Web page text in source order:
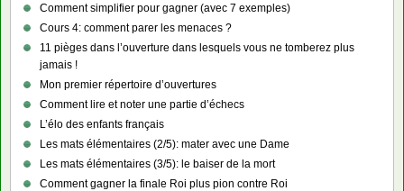
Comment simplifier pour gagner (avec 7 exemples)
Cours 4: comment parer les menaces ?
11 pièges dans l’ouverture dans lesquels vous ne tomberez plus
jamais !
Mon premier répertoire d’ouvertures
Comment lire et noter une partie d’échecs
L’élo des enfants français
Les mats élémentaires (2/5): mater avec une Dame
Les mats élémentaires (3/5): le baiser de la mort
Comment gagner la finale Roi plus pion contre Roi